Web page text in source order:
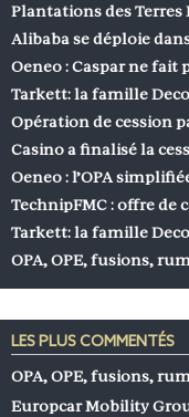
Plantations des Terres
Alibaba se déploie
Oeneo : Caspar ne fait
Tarkett: la famille
Opération de cession
Casino a finalisé la
Oeneo : l’OPA
TechnipFMC : offre de
Tarkett: la famille
OPA, OPE, fusions,
LES PLUS COMMENTÉS
OPA, OPE, fusions,
Europcar Mobility